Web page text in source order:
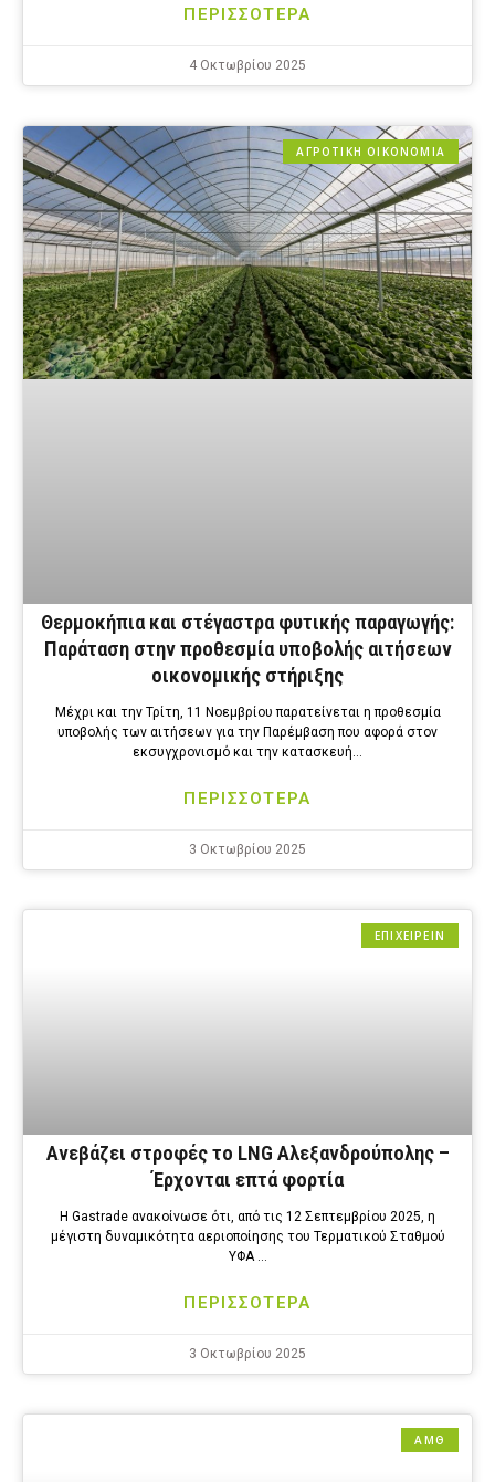
ΠΕΡΙΣΣΟΤΕΡΑ
4 Οκτωβρίου 2025
ΑΓΡΟΤΙΚΗ ΟΙΚΟΝΟΜΙΑ
Θερμοκήπια και στέγαστρα φυτικής παραγωγής:
Παράταση στην προθεσμία υποβολής αιτήσεων
οικονομικής στήριξης
Μέχρι και την Τρίτη, 11 Νοεμβρίου παρατείνεται η προθεσμία
υποβολής των αιτήσεων για την Παρέμβαση που αφορά στον
εκσυγχρονισμό και την κατασκευή…
ΠΕΡΙΣΣΟΤΕΡΑ
3 Οκτωβρίου 2025
ΕΠΙΧΕΙΡΕΙΝ
Ανεβάζει στροφές το LNG Αλεξανδρούπολης –
Έρχονται επτά φορτία
Η Gastrade ανακοίνωσε ότι, από τις 12 Σεπτεμβρίου 2025, η
μέγιστη δυναμικότητα αεριοποίησης του Τερματικού Σταθμού
ΥΦΑ …
ΠΕΡΙΣΣΟΤΕΡΑ
3 Οκτωβρίου 2025
ΑΜΘ